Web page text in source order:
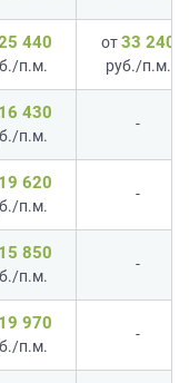
440
п.м.
от33 240
руб./п.м.
16 430
п.м.
-
19 620
п.м.
-
15 850
п.м.
-
19 970
п.м.
-